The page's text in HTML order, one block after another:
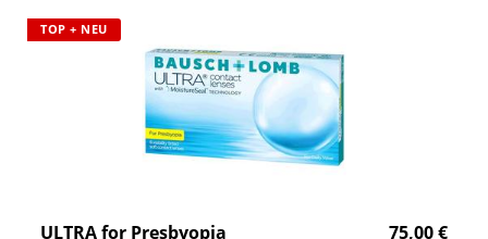
TOP + NEU
ULTRA for Presbyopia 75,00 €